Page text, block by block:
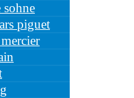
piguet